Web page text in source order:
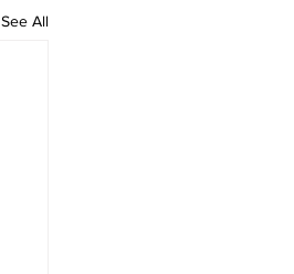
See All